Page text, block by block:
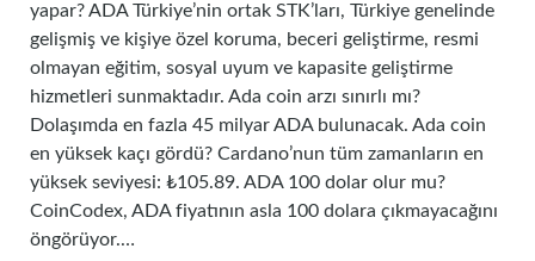
yapar? ADA Türkiye’nin ortak STK’ları, Türkiye genelinde
gelişmiş ve kişiye özel koruma, beceri geliştirme, resmi
olmayan eğitim, sosyal uyum ve kapasite geliştirme
hizmetleri sunmaktadır. Ada coin arzı sınırlı mı?
Dolaşımda en fazla 45 milyar ADA bulunacak. Ada coin
en yüksek kaçı gördü? Cardano’nun tüm zamanların en
yüksek seviyesi: ₺105.89. ADA 100 dolar olur mu?
CoinCodex, ADA fiyatının asla 100 dolara çıkmayacağını
öngörüyor.…